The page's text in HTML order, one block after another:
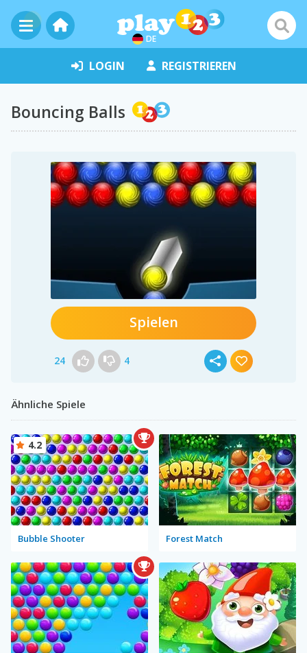
DE
LOGIN REGISTRIEREN
Bouncing Balls
Spielen
24 4
Ähnliche Spiele
Bubble Shooter
4.2
Forest Match